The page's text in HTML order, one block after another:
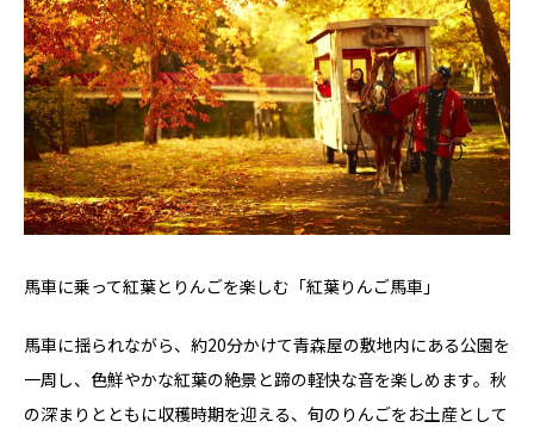
馬車に乗って紅葉とりんごを楽しむ「紅葉りんご馬車」
馬車に揺られながら、約20分かけて青森屋の敷地内にある公園を
一周し、色鮮やかな紅葉の絶景と蹄の軽快な音を楽しめます。秋
の深まりとともに収穫時期を迎える、旬のりんごをお土産として